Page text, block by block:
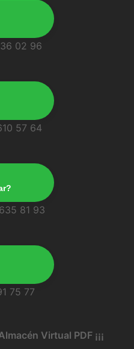
442 636 02 96
610 57 64
442 635 81 93
813 391 75 77
Virtual PDF ¡¡¡